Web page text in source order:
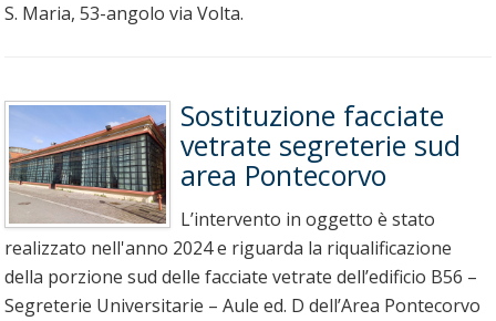
S. Maria, 53-angolo via Volta.
Sostituzione facciate
vetrate segreterie sud
area Pontecorvo
L’intervento in oggetto è stato
realizzato nell'anno 2024 e riguarda la riqualificazione
della porzione sud delle facciate vetrate dell’edificio B56 –
Segreterie Universitarie – Aule ed. D dell’Area Pontecorvo